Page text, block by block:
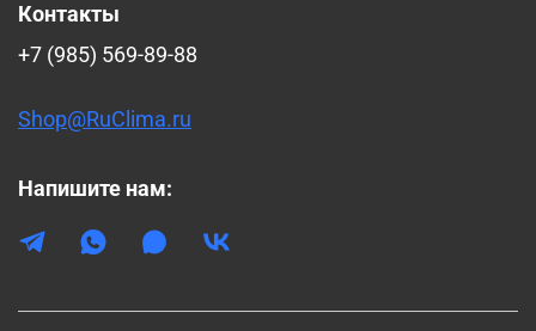
Контакты
+7 (985) 569-89-88
Shop@RuClima.ru
Напишите нам: